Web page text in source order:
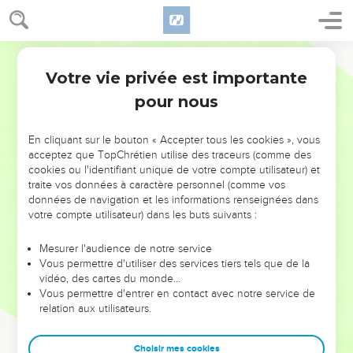
NE MANQUEZ PAS L’ÉVÉNEMENT
DE L’ANNÉE !
ET SI LEURS ERREURS POUVAIENT VOUS ÉVITER LES
VOTRES ?
leur foi ou leur vision. Mais on voit moins les doutes, les erreurs
et les saisons difficiles qu'ils ont traversés, alors même que ce
sont elles qui les ont façonnés.
Dans cette conférence, leaders, entrepreneurs, et responsables
clés pour avancer avec plus de sagesse afin que leurs erreurs
Votre vie privée est importante
pour nous
En cliquant sur le bouton « Accepter tous les cookies », vous
acceptez que TopChrétien utilise des traceurs (comme des
cookies ou l'identifiant unique de votre compte utilisateur) et
traite vos données à caractère personnel (comme vos
données de navigation et les informations renseignées dans
votre compte utilisateur) dans les buts suivants :
Mesurer l'audience de notre service
Vous permettre d'utiliser des services tiers tels que de la
vidéo, des cartes du monde…
Vous permettre d'entrer en contact avec notre service de
relation aux utilisateurs.
Choisir mes cookies